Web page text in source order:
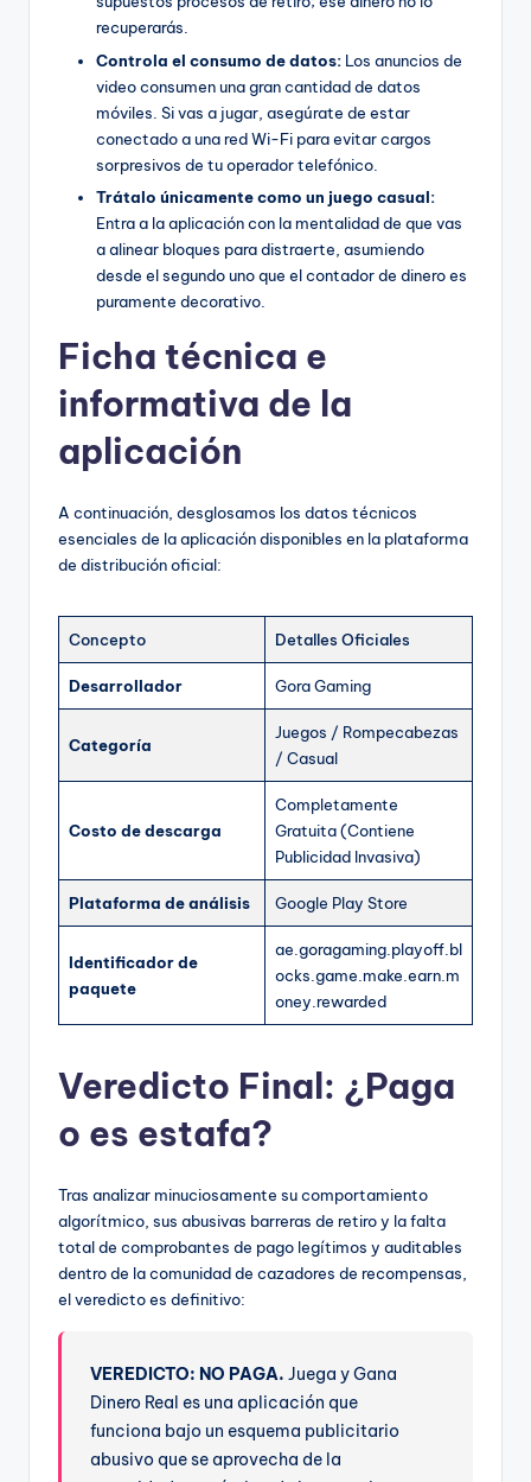
recuperarás.
Controla el consumo de datos: Los anuncios de
video consumen una gran cantidad de datos
móviles. Si vas a jugar, asegúrate de estar
conectado a una red Wi-Fi para evitar cargos
sorpresivos de tu operador telefónico.
Trátalo únicamente como un juego casual:
Entra a la aplicación con la mentalidad de que vas
a alinear bloques para distraerte, asumiendo
desde el segundo uno que el contador de dinero es
puramente decorativo.
Ficha técnica e
informativa de la
aplicación
A continuación, desglosamos los datos técnicos
esenciales de la aplicación disponibles en la plataforma
de distribución oficial:
Concepto Detalles Oficiales
Desarrollador Gora Gaming
Categoría
Juegos / Rompecabezas
/ Casual
Costo de descarga
Completamente
Gratuita (Contiene
Publicidad Invasiva)
Plataforma de análisis Google Play Store
Identificador de
paquete
ae.goragaming.playoff.bl
ocks.game.make.earn.m
oney.rewarded
Veredicto Final: ¿Paga
o es estafa?
Tras analizar minuciosamente su comportamiento
algorítmico, sus abusivas barreras de retiro y la falta
total de comprobantes de pago legítimos y auditables
dentro de la comunidad de cazadores de recompensas,
el veredicto es definitivo:
VEREDICTO: NO PAGA. Juega y Gana
Dinero Real es una aplicación que
funciona bajo un esquema publicitario
abusivo que se aprovecha de la